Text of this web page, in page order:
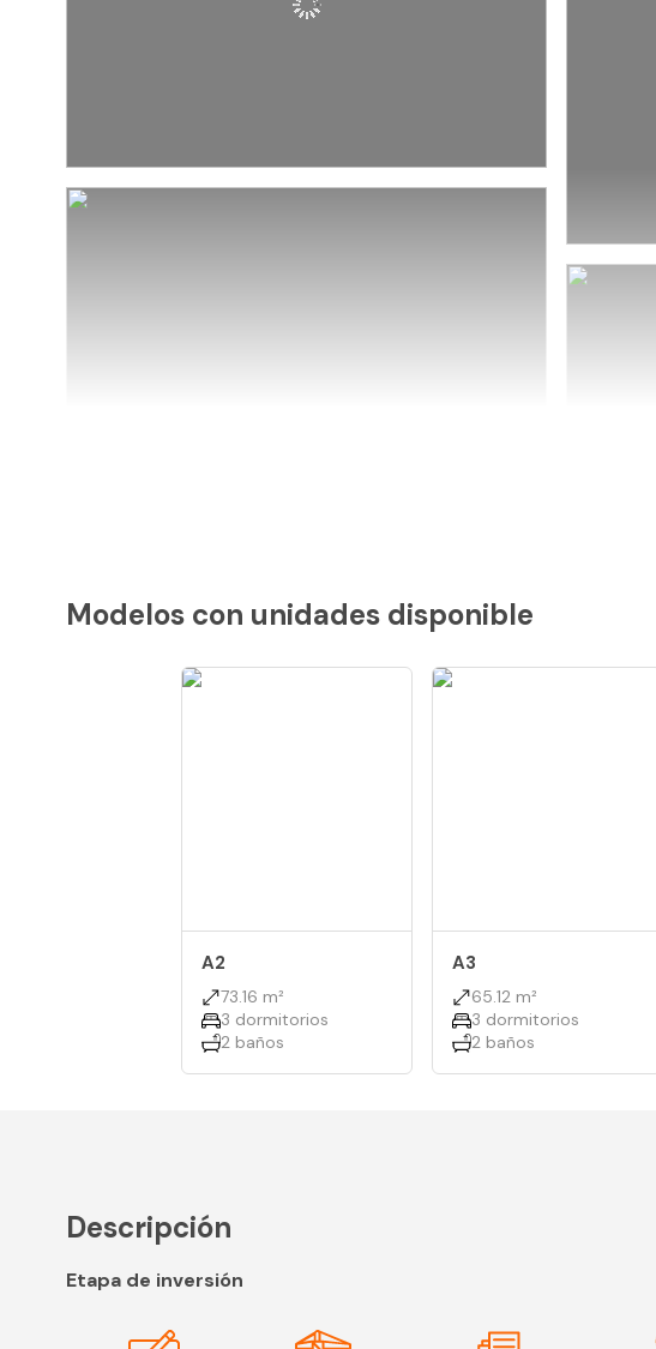
Modelos con unidades disponible
A2
73.16 m²
3 dormitorios
2 baños
A3
65.12 m²
3 dormitorios
2 baños
Descripción
Etapa de inversión